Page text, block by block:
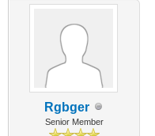
Rgbger
Senior Member